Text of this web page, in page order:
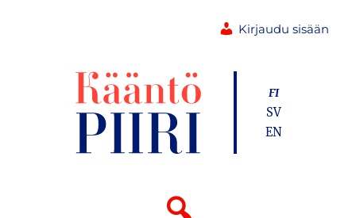
Kirjaudu sisään
FI
SV
EN